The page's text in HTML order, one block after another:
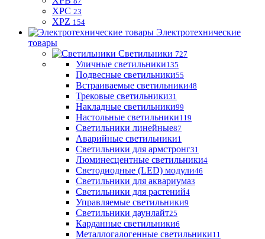
XPC 23
XPZ 154
Электротехнические
товары
Светильники 727
Уличные светильники135
Подвесные светильники55
Встраиваемые светильники48
Трековые светильники31
Накладные светильники99
Настольные светильники119
Светильники линейные87
Аварийные светильники1
Светильники для армстронг31
Люминесцентные светильники4
Светодиодные (LED) модули46
Светильники для аквариума3
Светильники для растений4
Управляемые светильники9
Светильники даунлайт25
Карданные светильники6
Металлогалогенные светильники11